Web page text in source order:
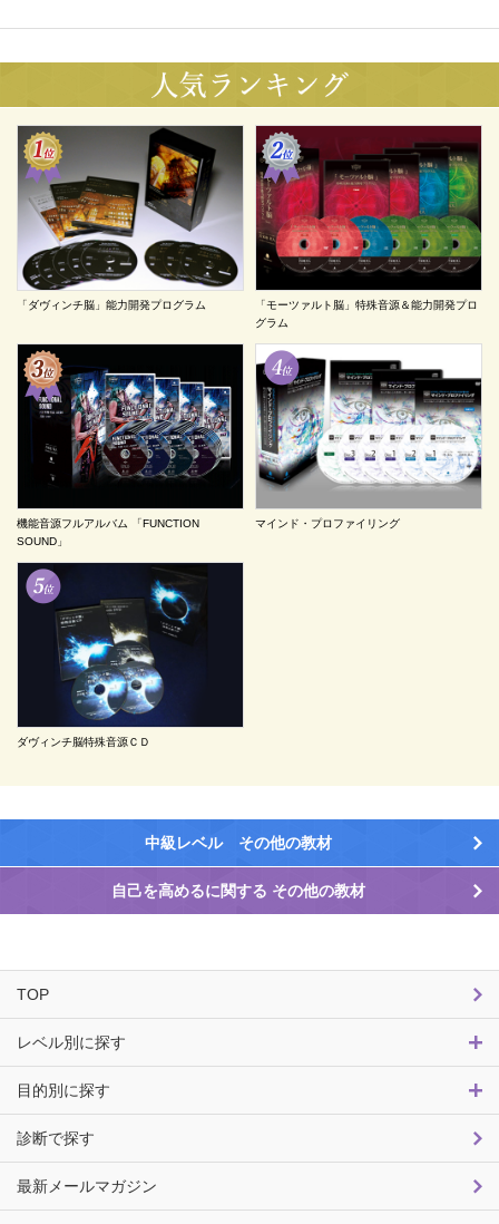
「ダヴィンチ脳」能力開発プログラム
「モーツァルト脳」特殊音源＆能力開発プロ
グラム
機能音源フルアルバム 「FUNCTION
SOUND」
マインド・プロファイリング
ダヴィンチ脳特殊音源ＣＤ
中級レベル その他の教材
自己を高めるに関する その他の教材
TOP
レベル別に探す
目的別に探す
診断で探す
最新メールマガジン